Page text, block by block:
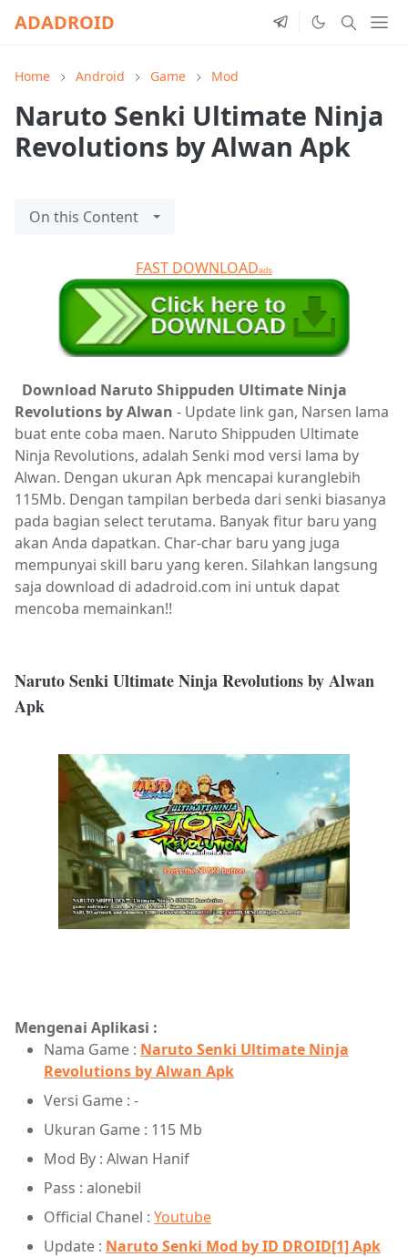
ADADROID
Home Android Game Mod
Naruto Senki Ultimate Ninja
Revolutions by Alwan Apk
On this Content
FAST DOWNLOADads
Download Naruto Shippuden Ultimate Ninja
Revolutions by Alwan - Update link gan, Narsen lama
buat ente coba maen. Naruto Shippuden Ultimate
Ninja Revolutions, adalah Senki mod versi lama by
Alwan. Dengan ukuran Apk mencapai kuranglebih
115Mb. Dengan tampilan berbeda dari senki biasanya
pada bagian select terutama. Banyak fitur baru yang
akan Anda dapatkan. Char-char baru yang juga
mempunyai skill baru yang keren. Silahkan langsung
saja download di adadroid.com ini untuk dapat
mencoba memainkan!!
Naruto Senki Ultimate Ninja Revolutions by Alwan
Apk
Mengenai Aplikasi :
Nama Game : Naruto Senki Ultimate Ninja
Revolutions by Alwan Apk
Versi Game : -
Ukuran Game : 115 Mb
Mod By : Alwan Hanif
Pass : alonebil
Official Chanel : Youtube
Update : Naruto Senki Mod by ID DROID[1] Apk